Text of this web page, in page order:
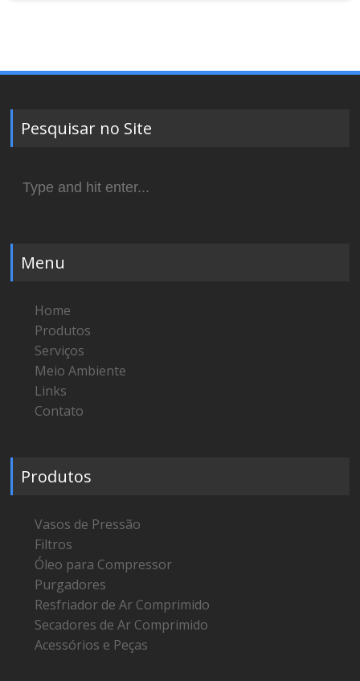
Pesquisar no Site
for:
Menu
Home
Produtos
Serviços
Meio Ambiente
Links
Contato
Produtos
Vasos de Pressão
Filtros
Óleo para Compressor
Purgadores
Resfriador de Ar Comprimido
Secadores de Ar Comprimido
Acessórios e Peças